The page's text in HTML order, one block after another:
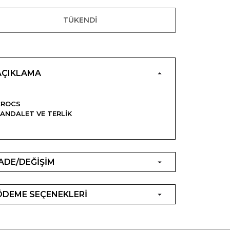
TÜKENDI
VE TERLIK
DEĞİŞİM
SEÇENEKLERİ